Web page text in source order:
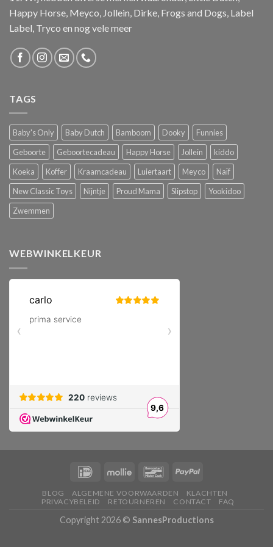
Happy Horse, Meyco, Jollein, Dirke, Frogs and Dogs, Label
Label, Tryco en nog vele meer
TAGS
Baby's Only Baby Dutch Bamboom Dooky
Funnies
Geboorte
Geboortecadeau Happy Horse Jollein
kiddo
Koeka
Koffer Kraamcadeau Luiertaart Meyco
Naïf
New Classic Toys
Nijntje Proud Mama Slipstop
Yookidoo
Zwemmen
WEBWINKELKEUR
BLOG ALGEMENE VOORWAARDEN
KLACHTEN
PRIVACYBELEID
RETOURNEREN CONTACT FAQ
Copyright 2026 © SannesProductions